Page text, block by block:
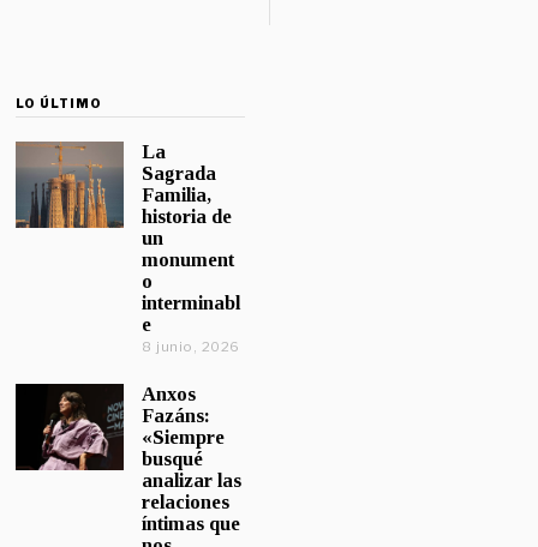
LO ÚLTIMO
La
Sagrada
Familia,
historia de
un
monument
o
interminabl
e
8 junio, 2026
Anxos
Fazáns:
«Siempre
busqué
analizar las
relaciones
íntimas que